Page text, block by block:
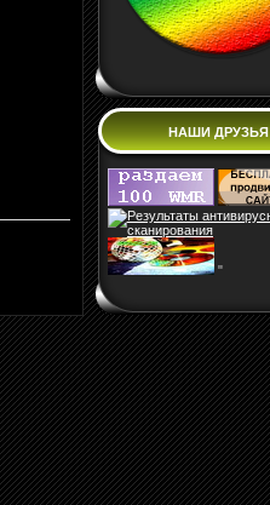
НАШИ ДРУЗЬЯ
"